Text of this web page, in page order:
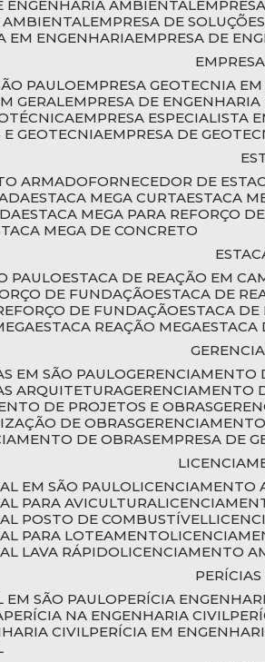
ENGENHARIA AMBIENTAL
AMBIENTAL EMPRESA DE
EM ENGENHARIA EMPRESA DE
PAULO
EMPRESA GEOTECNIA
GERAL EMPRESA DE
EMPRESA ESPECIALISTA
E GEOTECNIA EMPRESA DE
ARMADO
FORNECEDOR DE
ESTACA MEGA CURTA ESTACA
ESTACA MEGA PARA REFORÇO
MEGA DE CONCRETO
PAULO
ESTACA DE REAÇÃO EM
DE FUNDAÇÃO
ESTACA DE
DE FUNDAÇÃO
ESTACA
ESTACA REAÇÃO MEGA
EM SÃO PAULO
ARQUITETURA
DE PROJETOS E OBRAS
DE OBRAS
DE OBRAS
EMPRESA DE
EM SÃO PAULO
PARA AVICULTURA
POSTO DE COMBUSTÍVEL
PARA LOTEAMENTO
LAVA RÁPIDO LICENCIAMENTO
EM SÃO PAULO
PERÍCIA
PERÍCIA NA ENGENHARIA CIVIL
CIVIL
PERÍCIA EM